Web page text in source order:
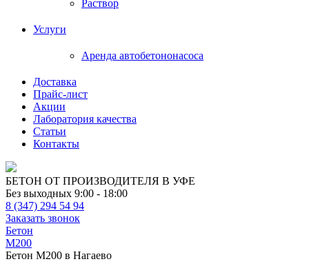
Раствор
Услуги
Аренда автобетононасоса
Доставка
Прайс-лист
Акции
Лаборатория качества
Статьи
Контакты
БЕТОН ОТ ПРОИЗВОДИТЕЛЯ В УФЕ
Без выходных 9:00 - 18:00
8 (347) 294 54 94
Заказать звонок
Бетон
М200
Бетон М200 в Нагаево